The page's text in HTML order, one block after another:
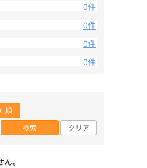
0件
0件
0件
0件
順
検索 クリア
。